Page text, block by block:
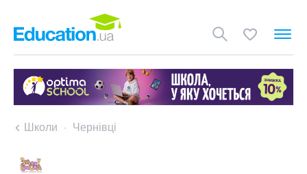
Школи Чернівці